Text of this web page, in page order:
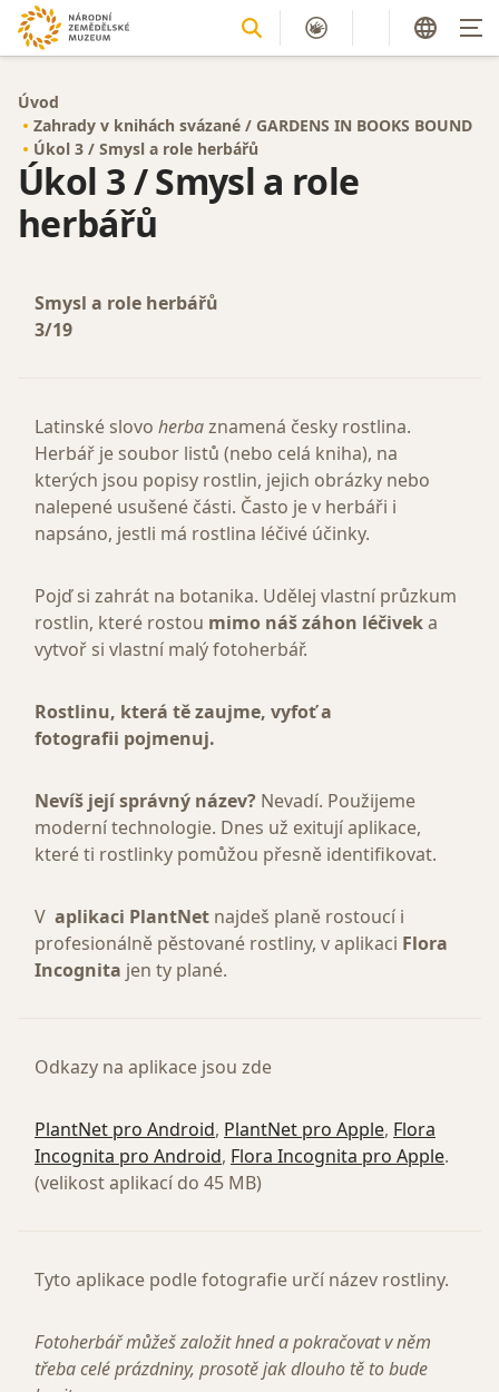
Úvod
Zahrady v knihách svázané / GARDENS IN BOOKS BOUND
Úkol 3 / Smysl a role herbářů
Úkol 3 / Smysl a role
herbářů
Smysl a role herbářů
3/19
Latinské slovo herbaznamená česky rostlina.
Herbář je soubor listů (nebo celá kniha), na
kterých jsou popisy rostlin, jejich obrázky nebo
nalepené usušené části. Často je v herbáři i
napsáno, jestli má rostlina léčivé účinky.
Pojď si zahrát na botanika. Udělej vlastní průzkum
rostlin, které rostou mimo náš záhon léčiveka
vytvoř si vlastní malý fotoherbář.
Rostlinu, která tě zaujme, vyfoť a
fotografii pojmenuj.
Nevíš její správný název? Nevadí. Použijeme
moderní technologie. Dnes už exitují aplikace,
které ti rostlinky pomůžou přesně identifikovat.
V aplikaci PlantNet najdeš planě rostoucí i
profesionálně pěstované rostliny, v aplikaci Flora
Incognita jen ty plané.
Odkazy na aplikace jsou zde
PlantNet pro Android, PlantNet pro Apple, Flora
Incognita pro Android, Flora Incognita pro Apple.
(velikost aplikací do 45 MB)
Tyto aplikace podle fotografie určí název rostliny.
Fotoherbář můžeš založit hned a pokračovat v něm
třeba celé prázdniny, prosotě jak dlouho tě to bude